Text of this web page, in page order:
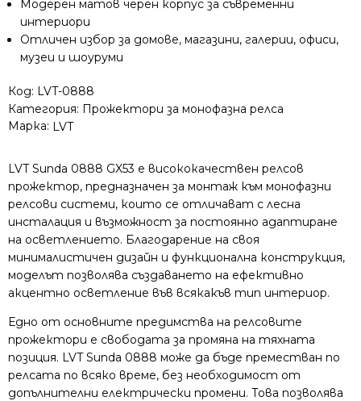
Модерен матов черен корпус за съвременни
интериори
Отличен избор за домове, магазини, галерии, офиси,
музеи и шоуруми
Код: LVT-0888
Категория: Прожектори за монофазна релса
Марка: LVT
LVT Sunda 0888 GX53 е висококачествен релсов
прожектор, предназначен за монтаж към монофазни
релсови системи, които се отличават с лесна
инсталация и възможност за постоянно адаптиране
на осветлението. Благодарение на своя
минималистичен дизайн и функционална конструкция,
моделът позволява създаването на ефективно
акцентно осветление във всякакъв тип интериор.
Едно от основните предимства на релсовите
прожектори е свободата за промяна на тяхната
позиция. LVT Sunda 0888 може да бъде преместван по
релсата по всяко време, без необходимост от
допълнителни електрически промени. Това позволява